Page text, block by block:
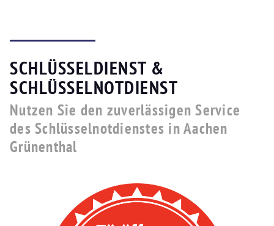
SCHLÜSSELDIENST &
SCHLÜSSELNOTDIENST
Nutzen Sie den zuverlässigen Service
des Schlüsselnotdienstes in Aachen
Grünenthal